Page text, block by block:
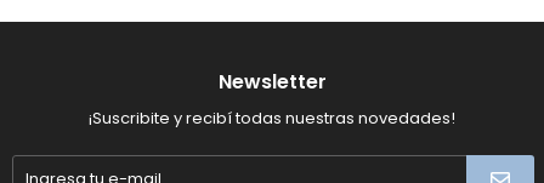
Newsletter
¡Suscribite y recibí todas nuestras novedades!